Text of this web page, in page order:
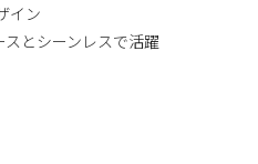
イン
スとシーンレスで活躍